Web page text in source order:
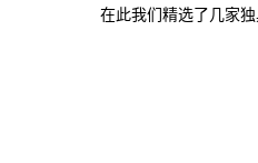
在此我们精选了几家